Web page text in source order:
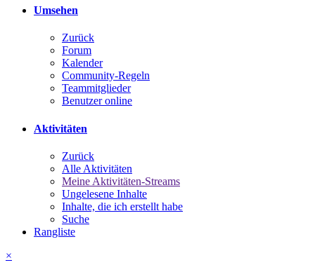
Umsehen
Zurück
Forum
Kalender
Community-Regeln
Teammitglieder
Benutzer online
Aktivitäten
Zurück
Alle Aktivitäten
Meine Aktivitäten-Streams
Ungelesene Inhalte
Inhalte, die ich erstellt habe
Suche
Rangliste
×